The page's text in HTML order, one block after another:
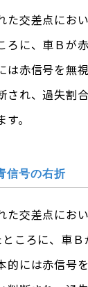
た交差点にお
ろに、車Ｂが
は赤信号を無
され、過失割
。
信号の右折
た交差点にお
ころに、車
的には赤信号